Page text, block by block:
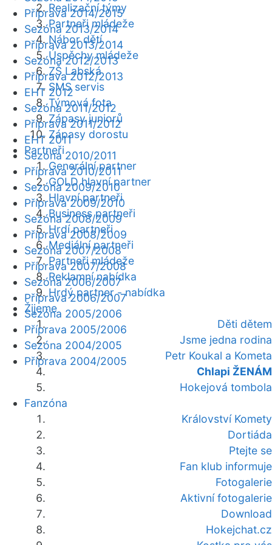
Realizační týmy
Partneři mládeže
Nábor dětí
Úspěchy mládeže
ZŠ Labská
SMS servis
Týmová fota
Zápasy juniorů
Zápasy dorostu
Partneři
Generální partner
GOLD hlavní partner
Hlavní partneři
Business partneři
Hrdí partneři
Mediální partneři
Partneři mládeže
Reklamní nabídka
Hrdý partner - nabídka
Žijeme
Děti dětem
Jsme jedna rodina
Petr Koukal a Kometa
Chlapi ŽENÁM
Hokejová tombola
Fanzóna
Království Komety
Dortiáda
Ptejte se
Fan klub informuje
Fotogalerie
Aktivní fotogalerie
Download
Hokejchat.cz
Příprava 2014/2015
Sezóna 2013/2014
Příprava 2013/2014
Sezóna 2012/2013
Příprava 2012/2013
EHT 2012
Sezóna 2011/2012
Příprava 2011/2012
EHT 2011
Sezóna 2010/2011
Příprava 2010/2011
Sezóna 2009/2010
Příprava 2009/2010
Sezóna 2008/2009
Příprava 2008/2009
Sezóna 2007/2008
Příprava 2007/2008
Sezóna 2006/2007
Příprava 2006/2007
Sezóna 2005/2006
Příprava 2005/2006
Sezóna 2004/2005
Příprava 2004/2005